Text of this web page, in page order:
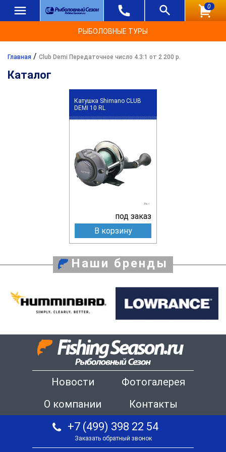
0
РЫБОЛОВНЫЕ ТУРЫ
Главная / Club Demi Передаточное число 4.3:1 от 2 200 р.
Каталог
Катушка Shimano CLUB
DEMI 10 RL
под заказ
В корзину
Наши бренды
Новости
Фотогалерея
О компании
Контакты
+7 (499) 398 22 54
Заказать обратный звонок